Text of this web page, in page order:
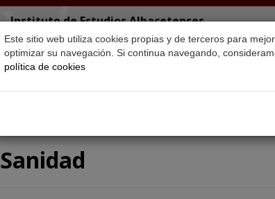
Este sitio web utiliza cookies propias y de terceros para
optimizar su navegación. Si continua navegando,
política de cookies
Instituto de Estudios Albacetenses
"Don Juan Manuel"
Sanidad